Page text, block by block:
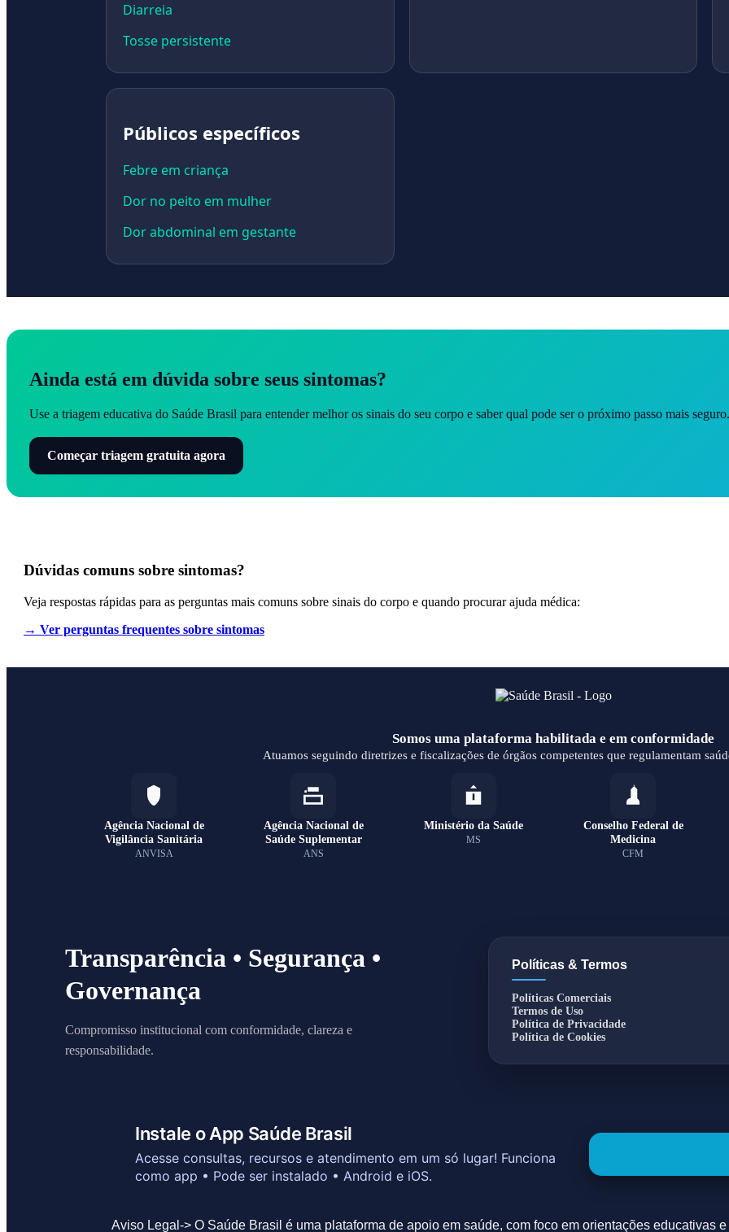
Diarreia
Tosse persistente
Públicos específicos
Febre em criança
Dor no peito em mulher
Dor abdominal em gestante
Ainda está em dúvida sobre seus sintomas?
Use a triagem educativa do Saúde Brasil para entender melhor os sinais do seu corpo e saber qual pode ser o próximo passo mais seguro.
Começar triagem gratuita agora
Dúvidas comuns sobre sintomas?
Veja respostas rápidas para as perguntas mais comuns sobre sinais do corpo e quando procurar ajuda médica:
→ Ver perguntas frequentes sobre sintomas
Somos uma plataforma habilitada e em conformidade
Atuamos seguindo diretrizes e fiscalizações de órgãos competentes que regulamentam
Agência Nacional de
Vigilância Sanitária
ANVISA
Agência Nacional de
Saúde Suplementar
ANS
Ministério da Saúde
MS
Conselho Federal de
Medicina
CFM
Transparência • Segurança •
Governança
Compromisso institucional com conformidade, clareza e
responsabilidade.
Políticas & Termos
Políticas Comerciais
Termos de Uso
Política de Privacidade
Política de Cookies
Instale o App Saúde Brasil
Acesse consultas, recursos e atendimento em um só lugar! Funciona
como app • Pode ser instalado • Android e iOS.
Aviso Legal-> O Saúde Brasil é uma plataforma de apoio em saúde, com foco em orientações educativas